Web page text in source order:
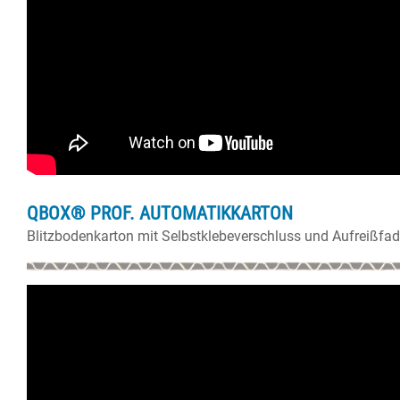
QBOX® PROF. AUTOMATIKKARTON
Blitzbodenkarton mit Selbstklebeverschluss und